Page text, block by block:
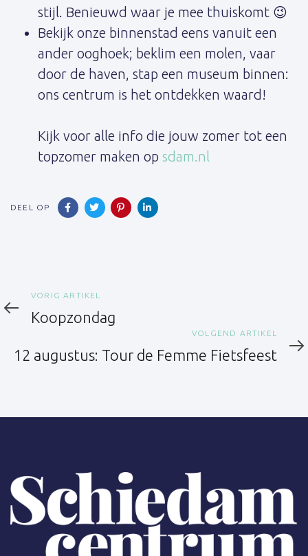
stijl. Benieuwd waar je mee thuiskomt 😉
Bekijk onze binnenstad eens vanuit een
ander ooghoek; beklim een molen, vaar
door de haven, stap een museum binnen:
ons centrum is het ontdekken waard!
Kijk voor alle info die jouw zomer tot een
topzomer maken op sdam.nl
DEEL OP
Vorig
artikel
VORIG ARTIKEL
Koopzondag
artikel
VOLGEND ARTIKEL
12 augustus: Tour de Femme Fietsfeest